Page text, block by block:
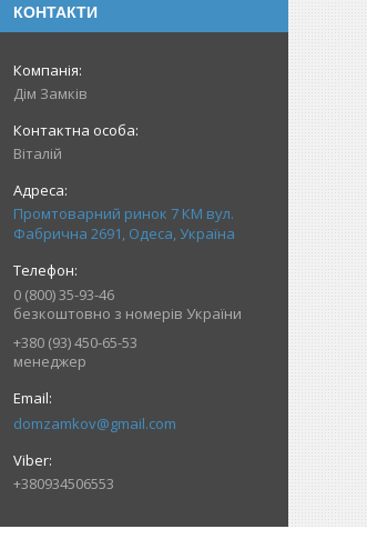
КОНТАКТИ
Дім Замків
Віталій
Промтоварний ринок 7 КМ вул.
Фабрична 2691, Одеса, Україна
0 (800) 35-93-46
безкоштовно з номерів України
+380 (93) 450-65-53
менеджер
domzamkov@gmail.com
+380934506553